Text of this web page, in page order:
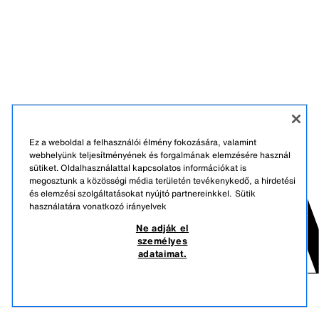
Ez a weboldal a felhasználói élmény fokozására, valamint
webhelyünk teljesítményének és forgalmának elemzésére használ
sütiket. Oldalhasználattal kapcsolatos információkat is
megosztunk a közösségi média területén tevékenykedő, a hirdetési
és elemzési szolgáltatásokat nyújtó partnereinkkel. Sütik
használatára vonatkozó irányelvek
Ne adják el
személyes
adataimat.